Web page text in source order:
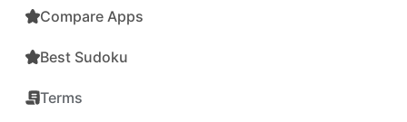
Compare Apps
Best Sudoku
Terms